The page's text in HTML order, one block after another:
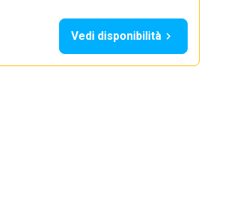
Vedi disponibilità